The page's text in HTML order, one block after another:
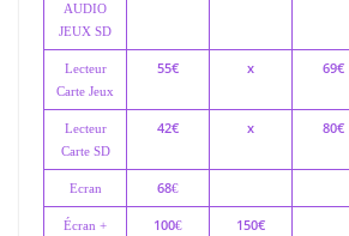
AUDIO
JEUX SD
Lecteur
Carte Jeux
55€ x 69€
Lecteur
Carte SD
42€ x 80€
Ecran 68€
Écran +
100€ 150€